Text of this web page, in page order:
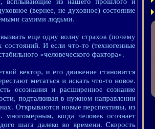
(вернее, не духовное) состояние
самими людьми.
еще одну волну страхов (почему
И если что-то (техногенные
«человеческого фактора».
вектор, и его движение становится
метаться и искать что-то новое.
осознания и расширенное сознание
подталкивая в нужном направлении
Открываются новые перспективы, из
когда человек осознает
шага далеко во времени. Скорость